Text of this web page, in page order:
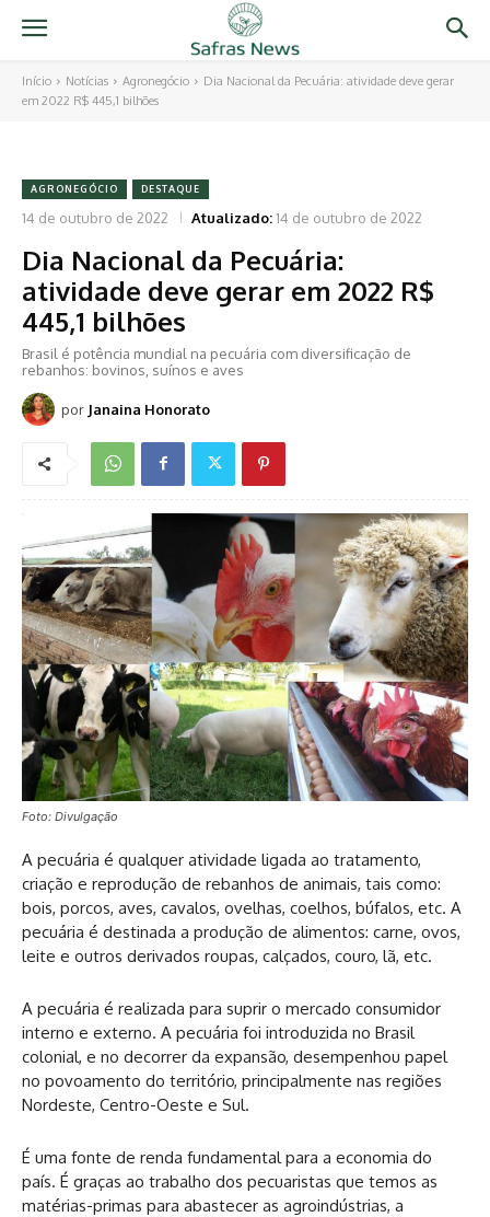
Início Notícias Agronegócio
Dia Nacional da Pecuária: atividade deve gerar
em 2022 R$ 445,1 bilhões
AGRONEGÓCIO DESTAQUE
14 de outubro de 2022 Atualizado:14 de outubro de 2022
Dia Nacional da Pecuária:
atividade deve gerar em 2022 R$
445,1 bilhões
Brasil é potência mundial na pecuária com diversificação de
rebanhos: bovinos, suínos e aves
por Janaina Honorato
Foto: Divulgação
A pecuária é qualquer atividade ligada ao tratamento,
criação e reprodução de rebanhos de animais, tais como:
bois, porcos, aves, cavalos, ovelhas, coelhos, búfalos, etc. A
pecuária é destinada a produção de alimentos: carne, ovos,
leite e outros derivados roupas, calçados, couro, lã, etc.
A pecuária é realizada para suprir o mercado consumidor
interno e externo. A pecuária foi introduzida no Brasil
colonial, e no decorrer da expansão, desempenhou papel
no povoamento do território, principalmente nas regiões
Nordeste, Centro-Oeste e Sul.
É uma fonte de renda fundamental para a economia do
país. É graças ao trabalho dos pecuaristas que temos as
matérias-primas para abastecer as agroindústrias, a